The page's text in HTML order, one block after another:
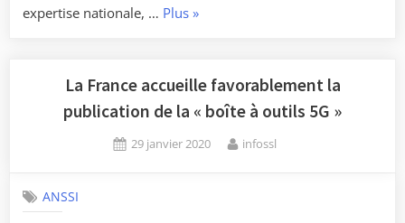
expertise nationale, … Plus« FIC
l’ANSSI
plaide
une
»
La France accueille favorablement la
publication de la « boîte à outils 5G »
Posted
29 janvier 2020 By
infossl
ANSSI